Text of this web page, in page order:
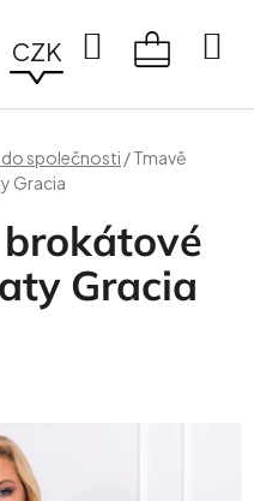
CZK
Hledat
společnosti /Tmavě
Gracia
Gracia